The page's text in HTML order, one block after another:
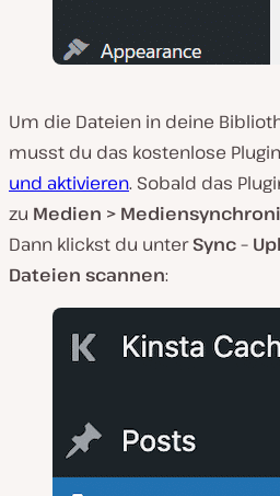
Um die Dateien in deine
musst du das kostenlose Plugin
und aktivieren. Sobald das
zu Medien >
Dann klickst du unterSync –
Dateien scannen: